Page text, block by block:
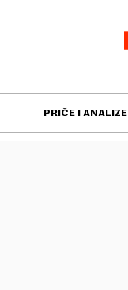
PRIČE I ANALIZE